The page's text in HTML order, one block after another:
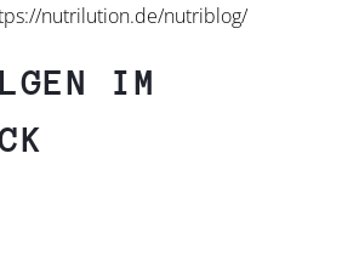
nutrilution.de/nutriblog/
IM